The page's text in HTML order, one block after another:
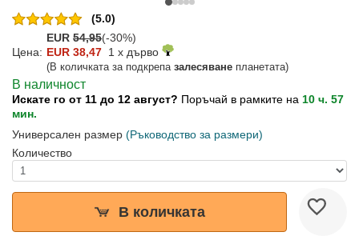
(5.0)
EUR 54,95(-30%)
Цена: EUR 38,47 1 x дърво
(В количката за подкрепа залесяване планетата)
В наличност
Искате го от 11 до 12 август? Поръчай в рамките на 10 ч. 57
мин.
Универсален размер (Ръководство за размери)
Количество
В количката